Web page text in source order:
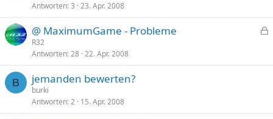
p
e
Antworten 3 23. Apr. 2008
p
@ MaximumGame - Probleme
R32
Antworten 28 22. Apr. 2008
B jemanden bewerten?
burki
Antworten 2 15. Apr. 2008